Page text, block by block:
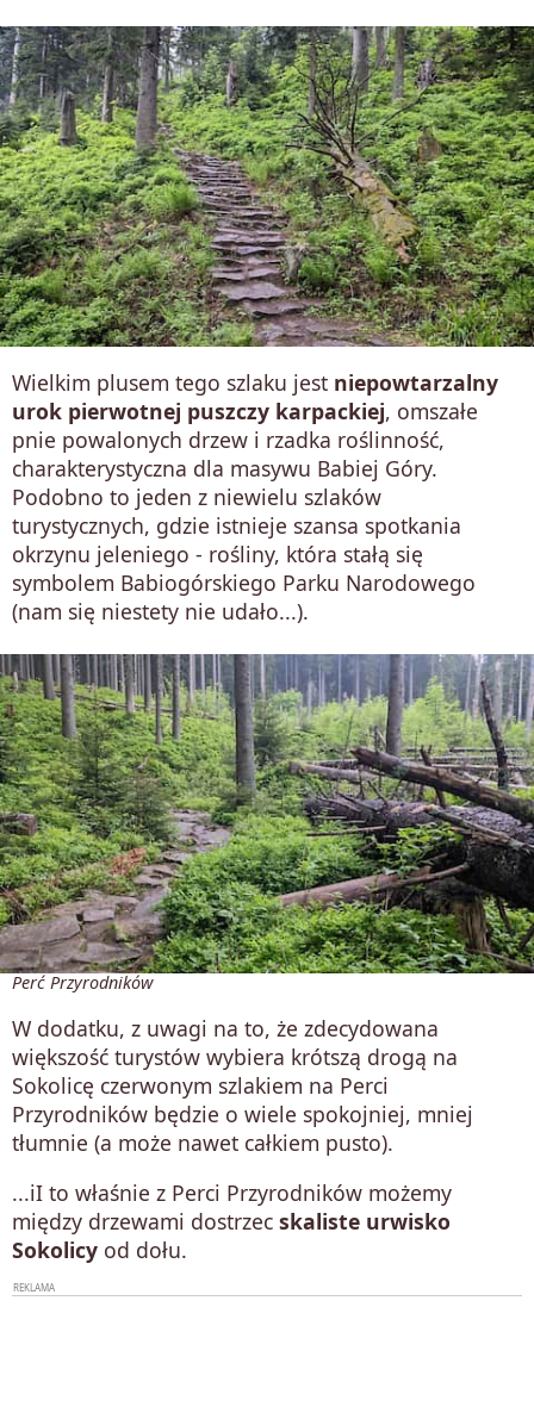
Wielkim plusem tego szlaku jest niepowtarzalny
urok pierwotnej puszczy karpackiej, omszałe
pnie powalonych drzew i rzadka roślinność,
charakterystyczna dla masywu Babiej Góry.
Podobno to jeden z niewielu szlaków
turystycznych, gdzie istnieje szansa spotkania
okrzynu jeleniego - rośliny, która stałą się
symbolem Babiogórskiego Parku Narodowego
(nam się niestety nie udało...).
Perć Przyrodników
W dodatku, z uwagi na to, że zdecydowana
większość turystów wybiera krótszą drogą na
Sokolicę czerwonym szlakiem na Perci
Przyrodników będzie o wiele spokojniej, mniej
tłumnie (a może nawet całkiem pusto).
...iI to właśnie z Perci Przyrodników możemy
między drzewami dostrzec skaliste urwisko
Sokolicy od dołu.